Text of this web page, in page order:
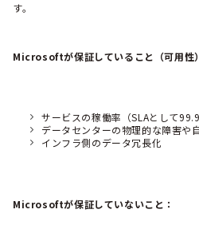
す。
Microsoftが保証していること（可用性
サービスの稼働率（SLAとして
データセンターの物理的な障害や
インフラ側のデータ冗長化
Microsoftが保証していないこと：